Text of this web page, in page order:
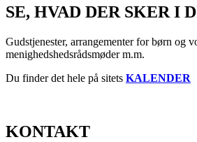
SE, HVAD DER SKER I
Gudstjenester, arrangementer for børn og
menighedshedsrådsmøder m.m.
Du finder det hele på sitets KALENDER
KONTAKT